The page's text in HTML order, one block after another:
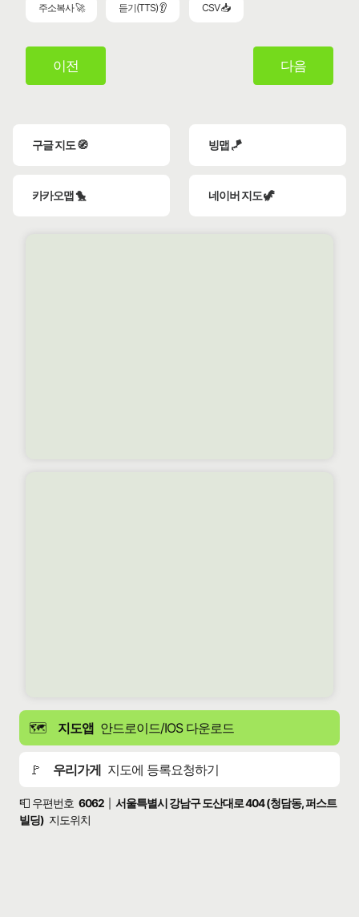
주소복사 🚀 듣기(TTS) 👂 CSV 📥
이전 다음
구글 지도 🧭 빙맵 🪁
카카오맵 🐤 네이버 지도 🦖
🗺️ 지도앱 안드로이드/IOS 다운로드
🚩 우리가게 지도에 등록요청하기
📮 우편번호 6062
서울특별시 강남구 도산대로 404 (청담동, 퍼스트
빌딩) 지도위치